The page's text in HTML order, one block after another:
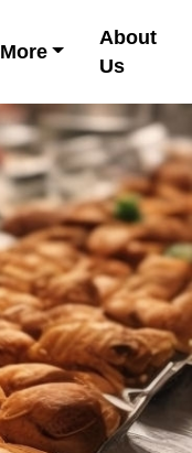
More
About
Us